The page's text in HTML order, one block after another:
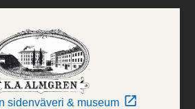
sidenväveri & museum